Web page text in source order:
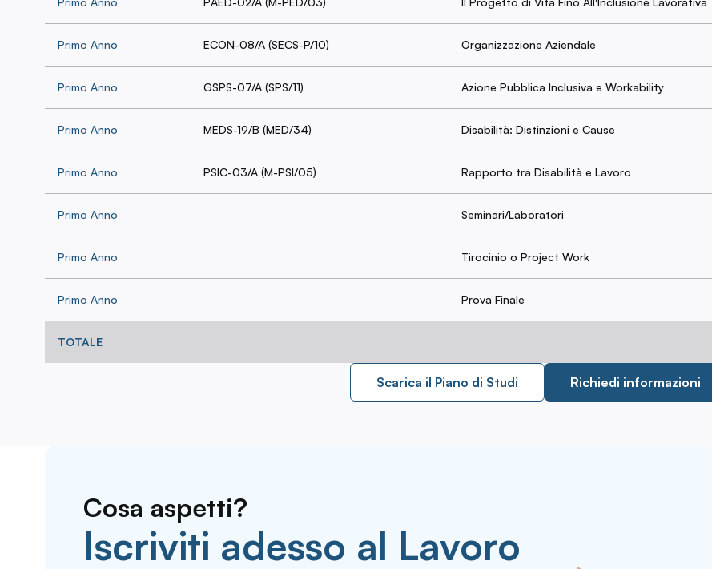
Primo Anno ECON-08/A (SECS-P/10) Organizzazione Aziendale
Primo Anno GSPS-07/A (SPS/11) Azione Pubblica Inclusiva e Workability
Primo Anno MEDS-19/B (MED/34) Disabilità: Distinzioni e Cause
Primo Anno PSIC-03/A (M-PSI/05) Rapporto tra Disabilità e Lavoro
Primo Anno Seminari/Laboratori
Primo Anno Tirocinio o Project Work
Primo Anno Prova Finale
TOTALE
Scarica il Piano di Studi Richiedi informazioni
Cosa aspetti?
Iscriviti adesso al Lavoro